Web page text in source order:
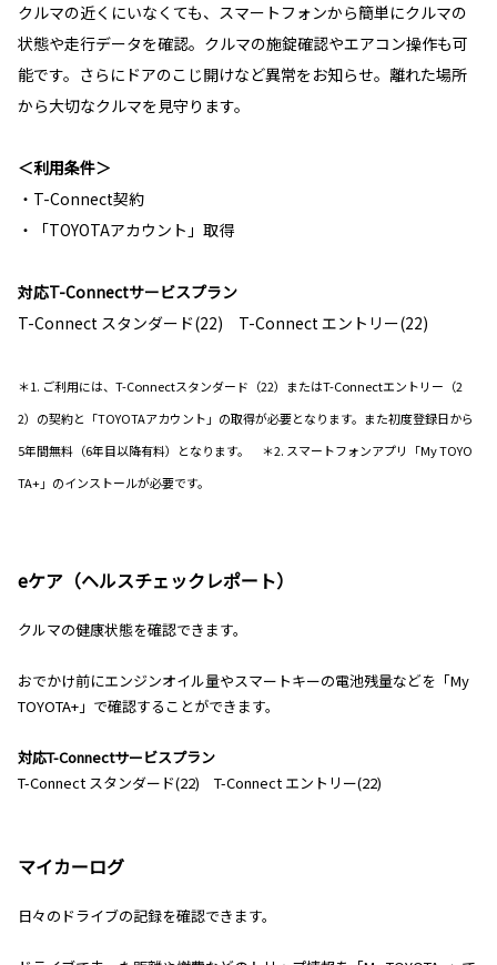
クルマの近くにいなくても、スマートフォンから簡単にクルマの
状態や走行データを確認。クルマの施錠確認やエアコン操作も可
能です。さらにドアのこじ開けなど異常をお知らせ。離れた場所
から大切なクルマを見守ります。
＜利用条件＞
・T-Connect契約
・「TOYOTAアカウント」取得
対応T-Connectサービスプラン
T-Connect スタンダード(22) T-Connect エントリー(22)
＊1. ご利用には、T-Connectスタンダード（22）またはT-Connectエントリー（2
2）の契約と「TOYOTAアカウント」の取得が必要となります。また初度登録日から
5年間無料（6年目以降有料）となります。 ＊2. スマートフォンアプリ「My TOYO
TA+」のインストールが必要です。
eケア（ヘルスチェックレポート）
クルマの健康状態を確認できます。
おでかけ前にエンジンオイル量やスマートキーの電池残量などを「My
TOYOTA+」で確認することができます。
対応T-Connectサービスプラン
T-Connect スタンダード(22) T-Connect エントリー(22)
マイカーログ
日々のドライブの記録を確認できます。